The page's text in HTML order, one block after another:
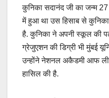
कुनिका सदानंद जी का जन्म 27
में हुआ था उस हिसाब से
है. कुनिका ने अपनी स्कूल की
ग्रेजुएशन की डिग्री भी मुंबई
उन्होंने नेशनल अकैडमी आफ
हासिल की है.